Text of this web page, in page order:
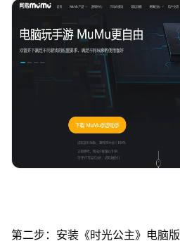
第二步：安装《时光公主》电脑版